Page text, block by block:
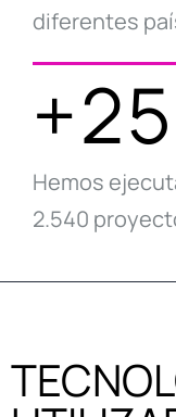
diferentes
Hemos
2.540